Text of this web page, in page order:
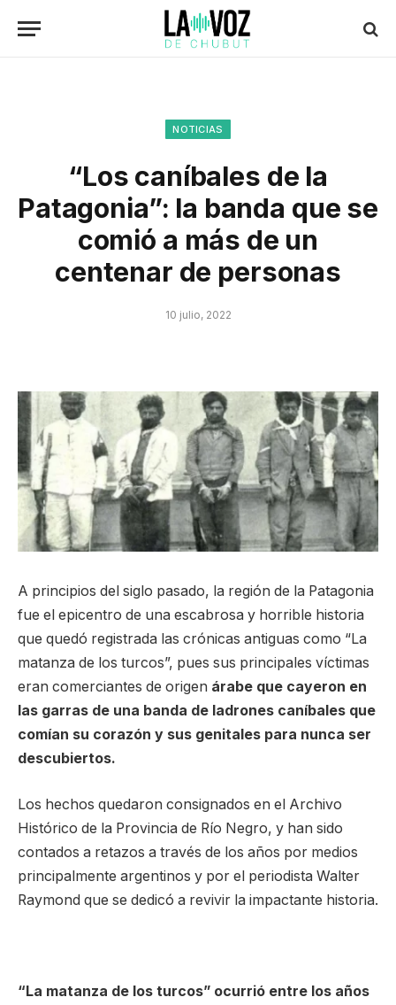
NOTICIAS
“Los caníbales de la
Patagonia”: la banda que se
comió a más de un
centenar de personas
10 julio, 2022
A principios del siglo pasado, la región de la Patagonia
fue el epicentro de una escabrosa y horrible historia
que quedó registrada las crónicas antiguas como “La
matanza de los turcos”, pues sus principales víctimas
eran comerciantes de origen árabe que cayeron en
las garras de una banda de ladrones caníbales que
comían su corazón y sus genitales para nunca ser
descubiertos.
Los hechos quedaron consignados en el Archivo
Histórico de la Provincia de Río Negro, y han sido
contados a retazos a través de los años por medios
principalmente argentinos y por el periodista Walter
Raymond que se dedicó a revivir la impactante historia.
“La matanza de los turcos” ocurrió entre los años